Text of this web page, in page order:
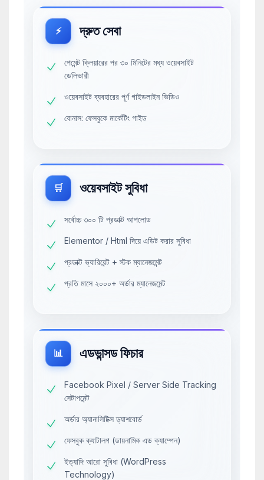
⚡ দ্রুত সেবা
পেমেন্ট ক্লিয়ারের পর ৩০ মিনিটের মধ্য ওয়েবসাইট
ডেলিভারী
ওয়েবসাইট ব্যবহারের পূর্ণ গাইডলাইন ভিডিও
বোনাস: ফেসবুকে মার্কেটিং গাইড
🛒 ওয়েবসাইট সুবিধা
সর্বোচ্চ ৩০০ টি প্রডাক্ট আপলোড
Elementor / Html দিয়ে এডিট করার সুবিধা
প্রডাক্ট ভ্যারিয়েন্ট + স্টক ম্যানেজমেন্ট
প্রতি মাসে ২০০০+ অর্ডার ম্যানেজমেন্ট
📊 এডভান্সড ফিচার
Facebook Pixel / Server Side Tracking
সেটাপমেন্ট
অর্ডার অ্যানালিটিক্স ড্যাশবোর্ড
ফেসবুক ক্যাটালগ (ডায়নামিক এড ক্যাম্পেন)
ইত্যাদি আরো সুবিধা (WordPress
Technology)